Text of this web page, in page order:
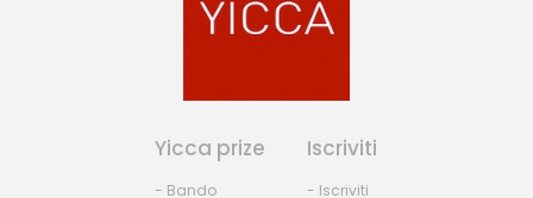
Yicca prize
- Bando
Iscriviti
- Iscriviti